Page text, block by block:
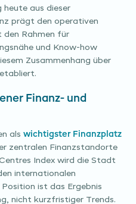
heute aus dieser
prägt den operativen
Rahmen für
und Know-how
Zusammenhang über
Finanz- und
alswichtigster Finanzplatz
zentralen Finanzstandorte
Index wird die Stadt
internationalen
ist das Ergebnis
nicht kurzfristiger Trends.